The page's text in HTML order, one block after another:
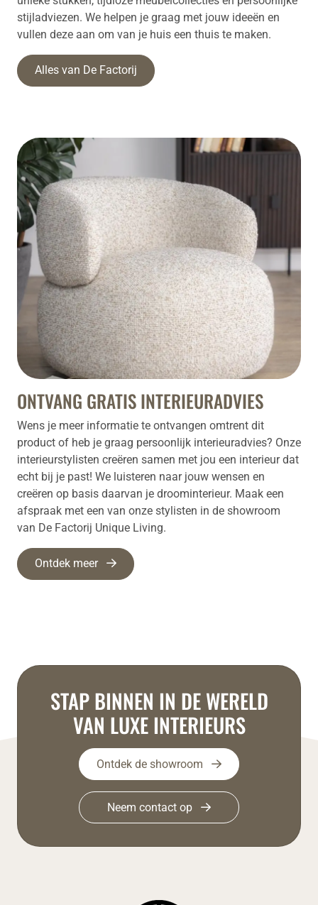
stijladviezen. We helpen je graag met jouw ideeën en
vullen deze aan om van je huis een thuis te maken.
Alles van De Factorij
ONTVANG GRATIS INTERIEURADVIES
Wens je meer informatie te ontvangen omtrent dit
product of heb je graag persoonlijk interieuradvies? Onze
interieurstylisten creëren samen met jou een interieur dat
echt bij je past! We luisteren naar jouw wensen en
creëren op basis daarvan je droominterieur. Maak een
afspraak met een van onze stylisten in de showroom
van De Factorij Unique Living.
Ontdek meer
STAP BINNEN IN DE WERELD
VAN LUXE INTERIEURS
Ontdek de showroom
Neem contact op